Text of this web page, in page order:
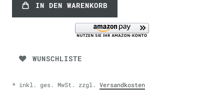
IN DEN WARENKORB
WUNSCHLISTE
* inkl. ges. MwSt. zzgl. Versandkosten